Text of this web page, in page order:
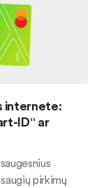
internete:
ID“ ar
pirkimų